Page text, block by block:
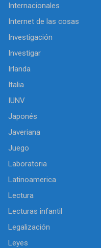
Internacionales
Internet de las cosas
Investigación
Investigar
Irlanda
Italia
IUNV
Japonés
Javeriana
Juego
Laboratoria
Latinoamerica
Lectura
Lecturas infantil
Legalización
Leyes